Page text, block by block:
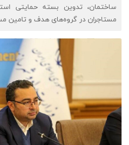
ساختمان، تدوین بسته حمایتی
مستاجران در گروه‌های هدف و تامین